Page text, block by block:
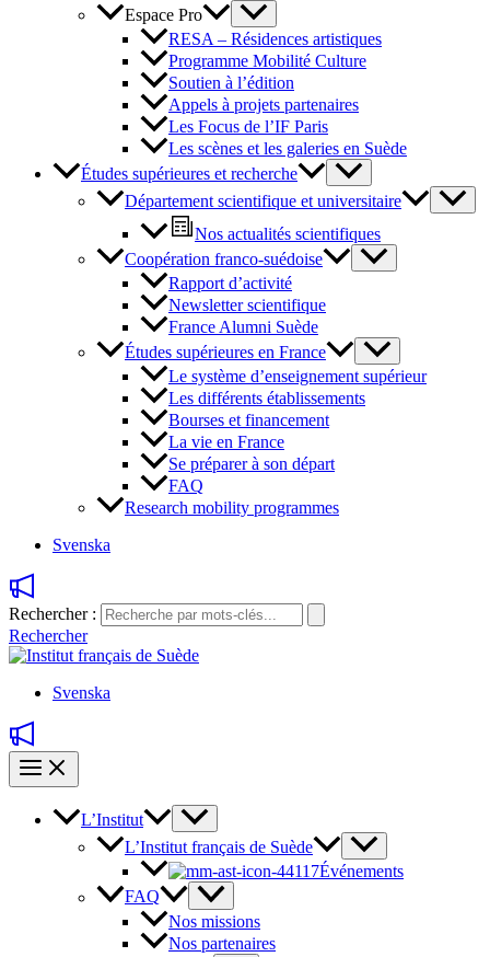
Espace Pro
RESA – Résidences artistiques
Programme Mobilité Culture
Soutien à l’édition
Appels à projets partenaires
Les Focus de l’IF Paris
Les scènes et les galeries en Suède
Études supérieures et recherche
Département scientifique et universitaire
Nos actualités scientifiques
Coopération franco-suédoise
Rapport d’activité
Newsletter scientifique
France Alumni Suède
Études supérieures en France
Le système d’enseignement supérieur
Les différents établissements
Bourses et financement
La vie en France
Se préparer à son départ
FAQ
Research mobility programmes
Svenska
Rechercher :
Rechercher
Svenska
L’Institut
L’Institut français de Suède
Événements
FAQ
Nos missions
Nos partenaires